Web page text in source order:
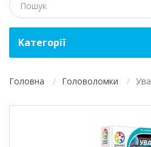
Kатегорії
Головна Головоломки